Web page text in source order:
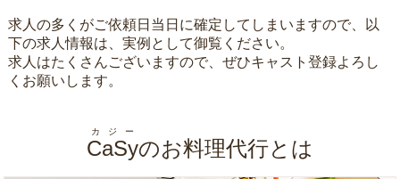
求人の多くがご依頼日当日に確定してしまいますので、以
下の求人情報は、実例として御覧ください。
求人はたくさんございますので、ぜひキャスト登録よろし
くお願いします。
CaSy
カジー
のお料理代行とは